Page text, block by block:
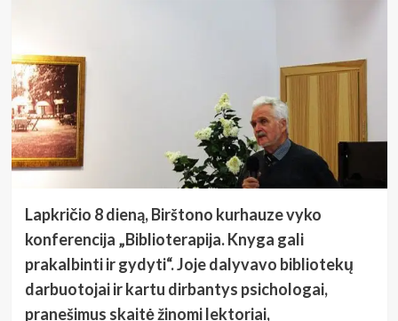
Lapkričio 8 dieną, Birštono kurhauze vyko
konferencija „Biblioterapija. Knyga gali
prakalbinti ir gydyti“. Joje dalyvavo bibliotekų
darbuotojai ir kartu dirbantys psichologai,
pranešimus skaitė žinomi lektoriai,